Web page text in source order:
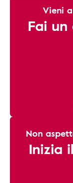
Vieni
Fai
Non
Inizia